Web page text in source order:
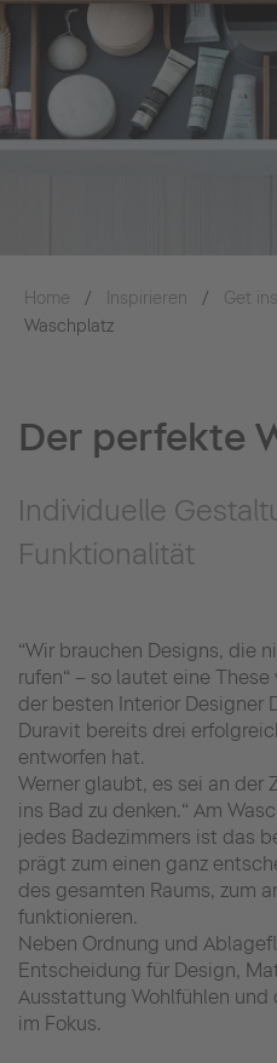
Home Inspirieren Get
Waschplatz
Der perfekte
Individuelle
Funktionalität
“Wir brauchen Designs, die
rufen“ – so lautet eine
der besten Interior Designer
Duravit bereits drei
entworfen hat.
Werner glaubt, es sei an der
ins Bad zu denken.“ Am
jedes Badezimmers ist das
prägt zum einen ganz
des gesamten Raums, zum
funktionieren.
Neben Ordnung und
Entscheidung für Design,
Ausstattung Wohlfühlen
im Fokus.